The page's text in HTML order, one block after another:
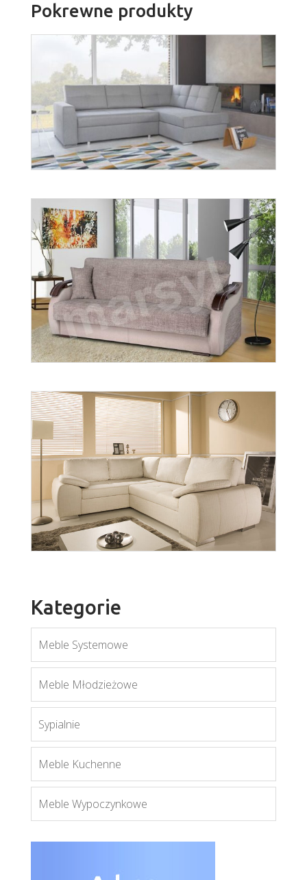
Pokrewne produkty
Stilo
Więcej
wer. Fibi
Więcej
Kategorie
Meble Systemowe
Meble Młodzieżowe
Sypialnie
Meble Kuchenne
Meble Wypoczynkowe